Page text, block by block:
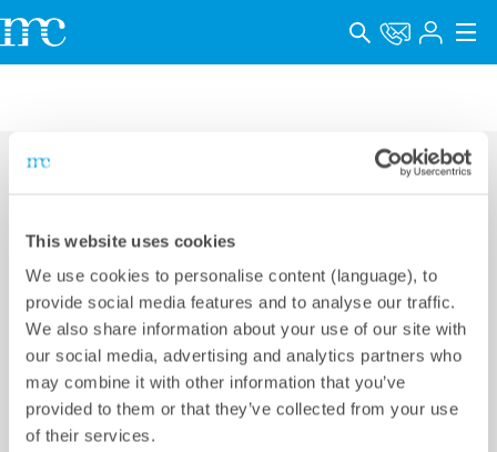
This website uses cookies
We use cookies to personalise content (language), to
provide social media features and to analyse our traffic.
We also share information about your use of our site with
our social media, advertising and analytics partners who
may combine it with other information that you’ve
provided to them or that they’ve collected from your use
of their services.
会社概要
キャリア
Language
インプリント
データプライバシー
メテオコントロールジャパン株式会社
KR GINZA II 6F,
2-15-2 Ginza, Chuo-ku,
Tokyo 104-0061, Japan
Phone +81 3 5990 5373
E-mail info@meteocontrol.jp